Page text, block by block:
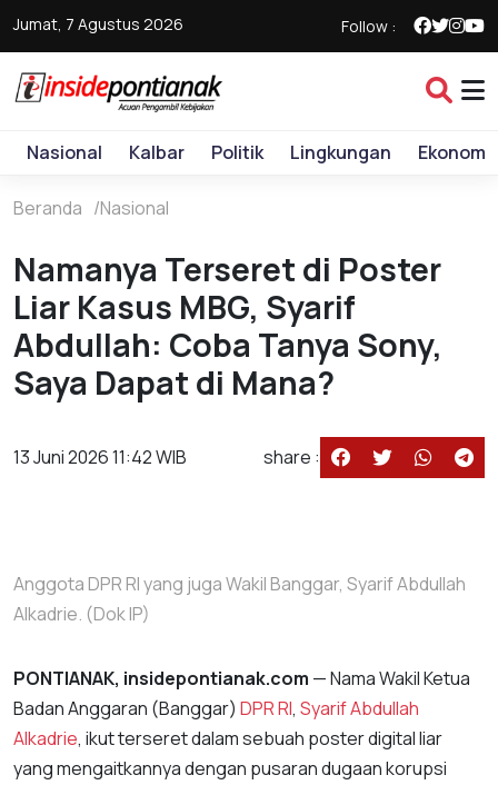
Jumat, 7 Agustus 2026 Follow :
Nasional Kalbar Politik Lingkungan Ekonomi
Beranda Nasional
Namanya Terseret di Poster
Liar Kasus MBG, Syarif
Abdullah: Coba Tanya Sony,
Saya Dapat di Mana?
13 Juni 2026 11:42 WIB share :
Anggota DPR RI yang juga Wakil Banggar, Syarif Abdullah
Alkadrie. (Dok IP)
PONTIANAK, insidepontianak.com — Nama Wakil Ketua
Badan Anggaran (Banggar) DPR RI, Syarif Abdullah
Alkadrie, ikut terseret dalam sebuah poster digital liar
yang mengaitkannya dengan pusaran dugaan korupsi